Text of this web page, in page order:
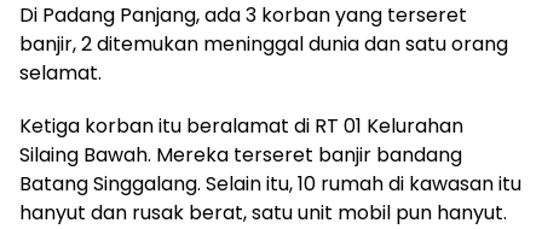
Di Padang Panjang, ada 3 korban yang terseret
banjir, 2 ditemukan meninggal dunia dan satu orang
selamat.
Ketiga korban itu beralamat di RT 01 Kelurahan
Silaing Bawah. Mereka terseret banjir bandang
Batang Singgalang. Selain itu, 10 rumah di kawasan itu
hanyut dan rusak berat, satu unit mobil pun hanyut.